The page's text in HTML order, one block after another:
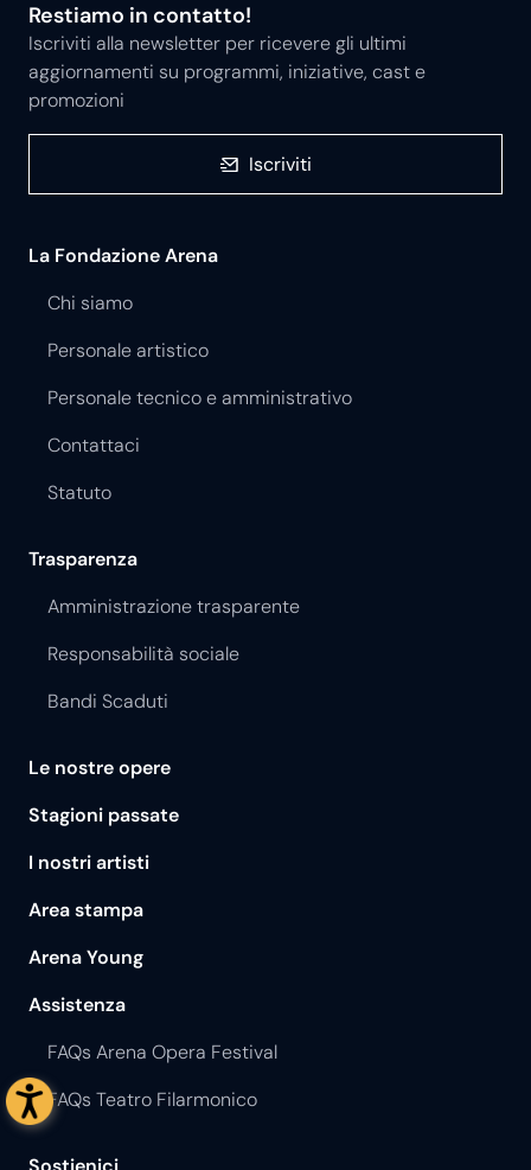
Restiamo in contatto!
Iscriviti alla newsletter per ricevere gli ultimi
aggiornamenti su programmi, iniziative, cast e
promozioni
Iscriviti
La Fondazione Arena
Chi siamo
Personale artistico
Personale tecnico e amministrativo
Contattaci
Statuto
Trasparenza
Amministrazione trasparente
Responsabilità sociale
Bandi Scaduti
Le nostre opere
Stagioni passate
I nostri artisti
Area stampa
Arena Young
Assistenza
FAQs Arena Opera Festival
FAQs Teatro Filarmonico